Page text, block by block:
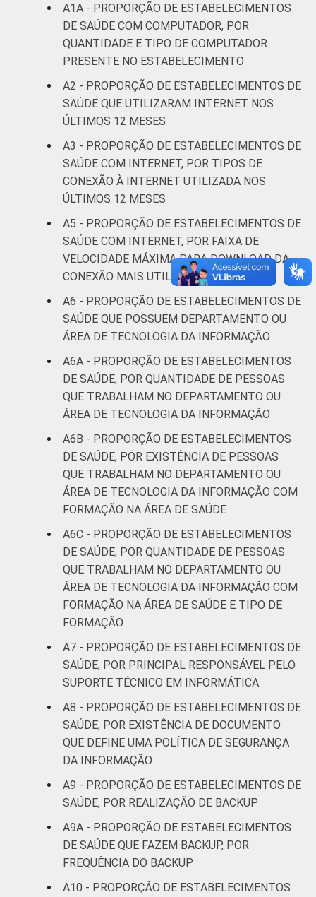
Interior
que declararam ter utilizado Internet nos
últimos 12 meses em relação ao momento
da entrevista. Respostas estimuladas. Dados
coletados entre novembro de 2015 e abril de
2016.
A1A - PROPORÇÃO DE ESTABELECIMENTOS
DE SAÚDE COM COMPUTADOR, POR
QUANTIDADE E TIPO DE COMPUTADOR
PRESENTE NO ESTABELECIMENTO
A2 - PROPORÇÃO DE ESTABELECIMENTOS DE
SAÚDE QUE UTILIZARAM INTERNET NOS
ÚLTIMOS 12 MESES
A3 - PROPORÇÃO DE ESTABELECIMENTOS DE
SAÚDE COM INTERNET, POR TIPOS DE
CONEXÃO À INTERNET UTILIZADA NOS
ÚLTIMOS 12 MESES
A5 - PROPORÇÃO DE ESTABELECIMENTOS DE
SAÚDE COM INTERNET, POR FAIXA DE
VELOCIDADE MÁXIMA PARA DOWNLOAD DA
CONEXÃO MAIS UTILIZADA
A6 - PROPORÇÃO DE ESTABELECIMENTOS DE
SAÚDE QUE POSSUEM DEPARTAMENTO OU
ÁREA DE TECNOLOGIA DA INFORMAÇÃO
A6A - PROPORÇÃO DE ESTABELECIMENTOS
DE SAÚDE, POR QUANTIDADE DE PESSOAS
QUE TRABALHAM NO DEPARTAMENTO OU
ÁREA DE TECNOLOGIA DA INFORMAÇÃO
A6B - PROPORÇÃO DE ESTABELECIMENTOS
DE SAÚDE, POR EXISTÊNCIA DE PESSOAS
QUE TRABALHAM NO DEPARTAMENTO OU
ÁREA DE TECNOLOGIA DA INFORMAÇÃO COM
FORMAÇÃO NA ÁREA DE SAÚDE
A6C - PROPORÇÃO DE ESTABELECIMENTOS
DE SAÚDE, POR QUANTIDADE DE PESSOAS
QUE TRABALHAM NO DEPARTAMENTO OU
ÁREA DE TECNOLOGIA DA INFORMAÇÃO COM
FORMAÇÃO NA ÁREA DE SAÚDE E TIPO DE
FORMAÇÃO
A7 - PROPORÇÃO DE ESTABELECIMENTOS DE
SAÚDE, POR PRINCIPAL RESPONSÁVEL PELO
SUPORTE TÉCNICO EM INFORMÁTICA
A8 - PROPORÇÃO DE ESTABELECIMENTOS DE
SAÚDE, POR EXISTÊNCIA DE DOCUMENTO
QUE DEFINE UMA POLÍTICA DE SEGURANÇA
DA INFORMAÇÃO
A9 - PROPORÇÃO DE ESTABELECIMENTOS DE
SAÚDE, POR REALIZAÇÃO DE BACKUP
A9A - PROPORÇÃO DE ESTABELECIMENTOS
DE SAÚDE QUE FAZEM BACKUP, POR
FREQUÊNCIA DO BACKUP
A10 - PROPORÇÃO DE ESTABELECIMENTOS